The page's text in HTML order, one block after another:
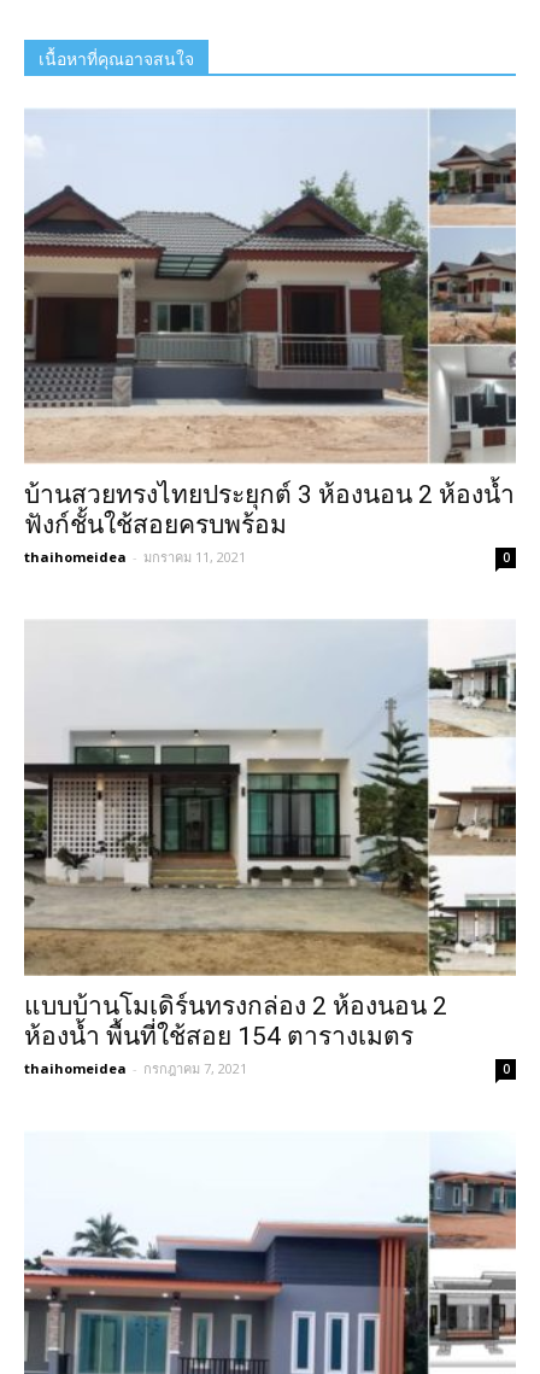
เนื้อหาที่คุณอาจสนใจ
บ้านสวยทรงไทยประยุกต์ 3 ห้องนอน 2 ห้องน้ำ
ฟังก์ชั้นใช้สอยครบพร้อม
thaihomeidea - มกราคม 11, 2021 0
แบบบ้านโมเดิร์นทรงกล่อง 2 ห้องนอน 2
ห้องน้ำ พื้นที่ใช้สอย 154 ตารางเมตร
thaihomeidea - กรกฎาคม 7, 2021 0